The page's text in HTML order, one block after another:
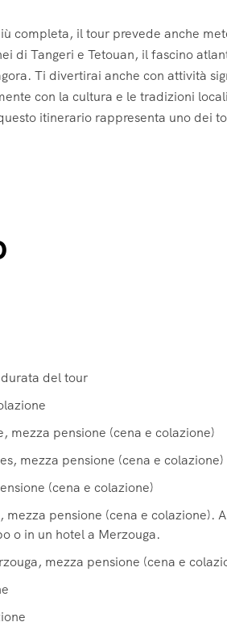
completa, il tour prevede anche
di Tangeri e Tetouan, il fascino
Ti divertirai anche con attività
con la cultura e le tradizioni
itinerario rappresenta uno dei
del tour
mezza pensione (cena e colazione)
mezza pensione (cena e colazione)
(cena e colazione)
pensione (cena e colazione).
o in un hotel a Merzouga.
mezza pensione (cena e